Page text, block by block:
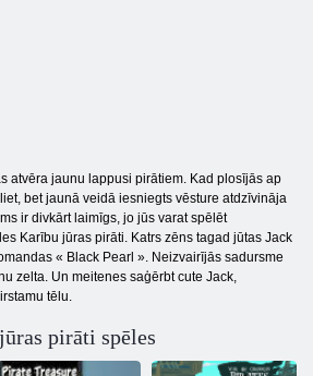
atvēra jaunu lappusi pirātiem. Kad plosījās ap
bet jaunā veidā iesniegts vēsture atdzīvināja
ir divkārt laimīgs, jo jūs varat spēlēt
Karību jūras pirāti. Katrs zēns tagad jūtas Jack
« Black Pearl ». Neizvairījās sadursme
zelta. Un meitenes saģērbt cute Jack,
tēlu.
pirāti spēles